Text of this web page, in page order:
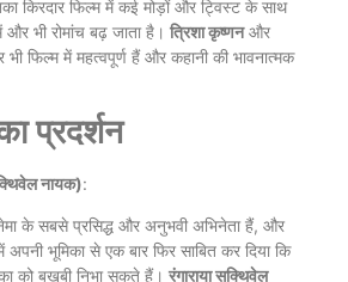
किरदार फिल्म में कई मोड़ों और ट्विस्ट के साथ
भी रोमांच बढ़ जाता है। त्रिशा कृष्णनऔर
भी फिल्म में महत्वपूर्ण हैं और कहानी की भावनात्मक
प्रदर्शन
नायक):
के सबसे प्रसिद्ध और अनुभवी अभिनेता हैं, और
अपनी भूमिका से एक बार फिर साबित कर दिया कि
को बखूबी निभा सकते हैं। रंगाराया सक्थिवेल